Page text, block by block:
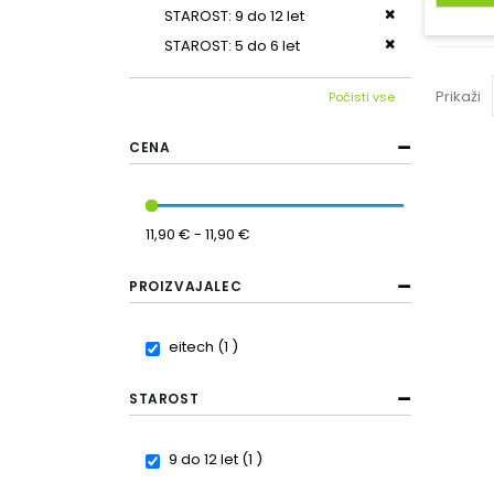
Prikaži
STAROST 9 do 12 let
Odstrani ta
STAROST 5 do 6 let Odstrani ta
Počisti vse
CENA
11,90 € - 11,90 €
PROIZVAJALEC
eitech 1 item
STAROST
9 do 12 let 1 item